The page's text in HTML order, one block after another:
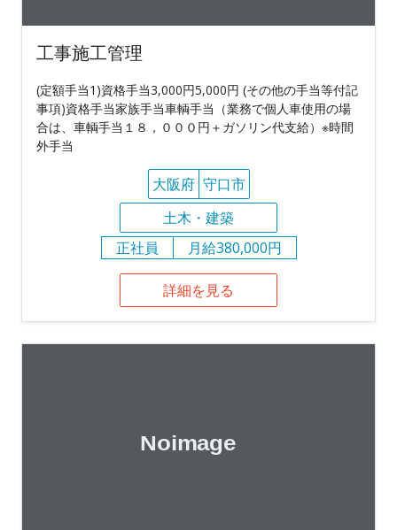
工事施工管理
(定額手当1)資格手当3,000円5,000円 (その他の手当等付記
事項)資格手当家族手当車輌手当（業務で個人車使用の場
合は、車輌手当１８，０００円＋ガソリン代支給）※時間
外手当
大阪府 守口市
土木・建築
正社員
月給380,000円
詳細を見る